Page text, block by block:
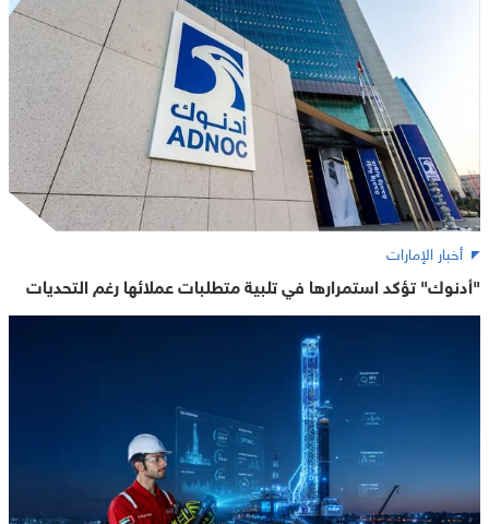
أخبار الإمارات
"أدنوك" تؤكد استمرارها في تلبية متطلبات عملائها رغم التحديات